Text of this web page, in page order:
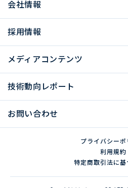
会社情報
採用情報
メディアコンテンツ
技術動向レポート
お問い合わせ
プライバシーポ
利用規約
特定商取引法に基